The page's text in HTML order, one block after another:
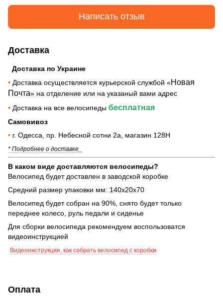
Написать отзыв
Доставка
Доставка по Украине
• Доставка осуществляется курьерской службой «Новая
Почта» на отделение или на указаный вами адрес
• Доставка на все велосипеды бесплатная
Самовивоз
• г. Одесса, пр. Небесной сотни 2а, магазин 128Н
* Подробнее о доставке_
В каком виде доставляются велосипеды?
Велосипед будет доставлен в заводской коробке
Средний размер упаковки мм: 140х20х70
Велосипед будет собран на 90%, снято будет только
переднее колесо, руль педали и сиденье
Для сборки велосипеда рекомендуем воспользоватся
видеоинструкцией
Видеоинструкция, как собрать велосипед с коробки
Оплата